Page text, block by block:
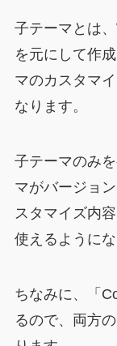
子テーマとは
を元にして作
マのカスタマ
なります。
子テーマのみ
マがバージョ
スタマイズ内
使えるようにな
ちなみに、「
るので、両方